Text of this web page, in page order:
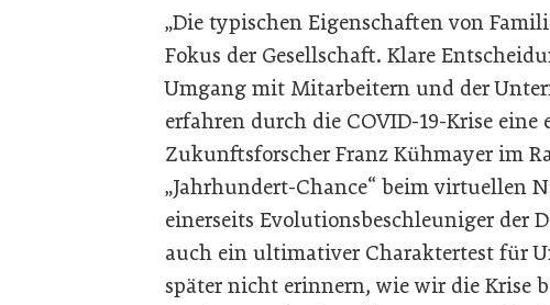
„Die typischen Eigenschaften von
Fokus der Gesellschaft. Klare
Umgang mit Mitarbeitern und der
erfahren durch die COVID-19-Krise eine
Zukunftsforscher Franz Kühmayer im
„Jahrhundert-Chance“ beim virtuellen
einerseits Evolutionsbeschleuniger der
auch ein ultimativer Charaktertest für
später nicht erinnern, wie wir die Krise